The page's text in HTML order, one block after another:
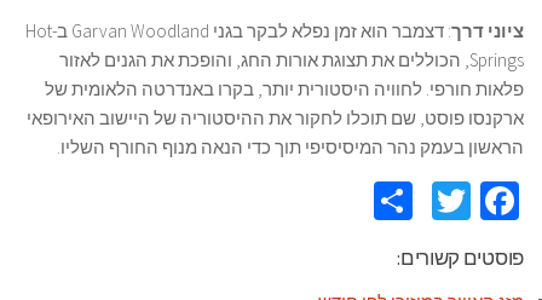
ציוני דרך
: דצמבר הוא זמן נפלא לבקר בגני Garvan Woodland ב-Hot
Springs, הכוללים את תצוגת אורות החג, והופכת את הגנים לאזור
פלאות חורפי. לחוויה היסטורית יותר, בקרו באנדרטה הלאומית של
ארקנסו פוסט, שם תוכלו לחקור את ההיסטוריה של היישוב האירופאי
הראשון בעמק נהר המיסיסיפי תוך כדי הנאה מנוף החורף השליו.
Facebook
Twitter
פוסטים קשורים: